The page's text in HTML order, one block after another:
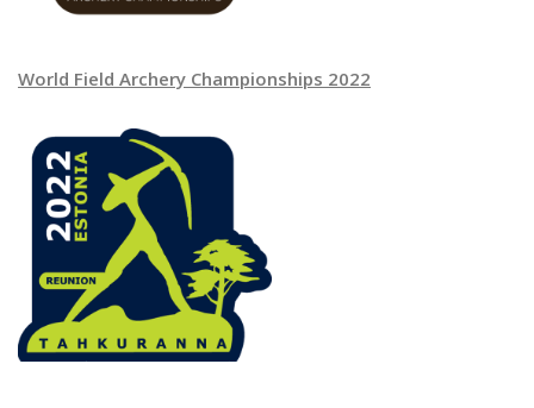
World Field Archery Championships 2022